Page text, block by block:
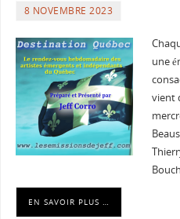
8 NOVEMBRE 2023
une
vient
EN SAVOIR PLUS …